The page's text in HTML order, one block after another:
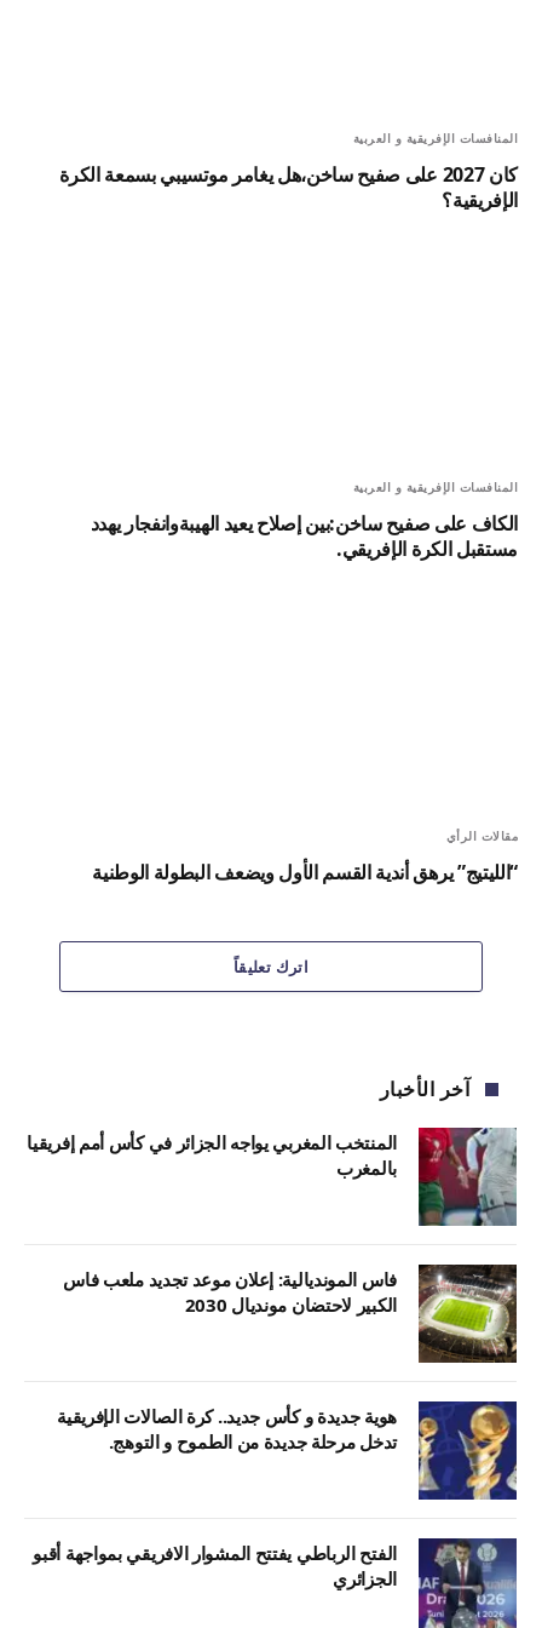
المنافسات الإفريقية و العربية
كان 2027 على صفيح ساخن،هل يغامر موتسيبي بسمعة الكرة
الإفريقية؟
المنافسات الإفريقية و العربية
الكاف على صفيح ساخن:بين إصلاح يعيد الهيبةوانفجار يهدد
مستقبل الكرة الإفريقي.
مقالات الرأي
“الليتيج” يرهق أندية القسم الأول ويضعف البطولة الوطنية
اترك تعليقاً
آخر الأخبار
المنتخب المغربي يواجه الجزائر في كأس أمم إفريقيا
بالمغرب
فاس المونديالية: إعلان موعد تجديد ملعب فاس
الكبير لاحتضان مونديال 2030
هوية جديدة و كأس جديد.. كرة الصالات الإفريقية
تدخل مرحلة جديدة من الطموح و التوهج.
الفتح الرباطي يفتتح المشوار الافريقي بمواجهة أقبو
الجزائري